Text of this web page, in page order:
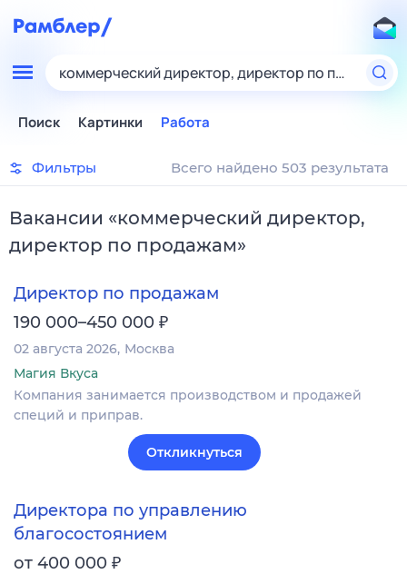
коммерческий директор, директор по продажам
Поиск Картинки Работа
Фильтры Всего найдено 503 результата
Вакансии «коммерческий директор,
директор по продажам»
Директор по продажам
190 000–450 000 ₽
02 августа 2026 Москва
Магия Вкуса
Компания занимается производством и продажей
специй и приправ.
Откликнуться
Директора по управлению
благосостоянием
от 400 000 ₽